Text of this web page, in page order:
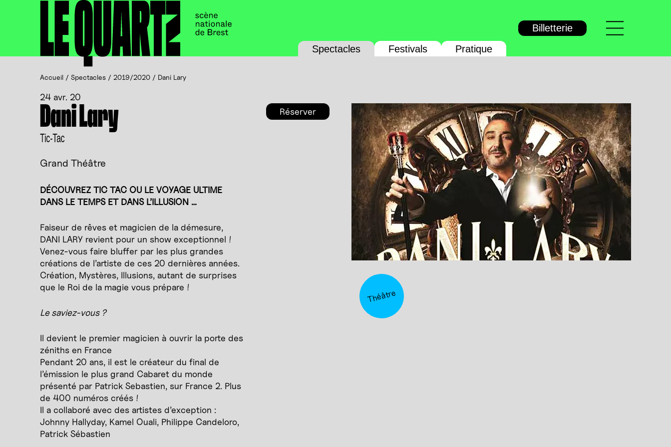
Panneau de gestion des cookies
Spectacles Festivals Pratique
Billetterie
Menu
Accueil / Spectacles / 2019/2020 / Dani Lary
24 avr. 20
Théâtre
Dani Lary
Tic-Tac
Grand Théâtre
DÉCOUVREZ TIC TAC OU LE VOYAGE ULTIME
DANS LE TEMPS ET DANS L’ILLUSION …
Faiseur de rêves et magicien de la démesure,
DANI LARY revient pour un show exceptionnel !
Venez-vous faire bluffer par les plus grandes
créations de l’artiste de ces 20 dernières années.
Création, Mystères, Illusions, autant de surprises
que le Roi de la magie vous prépare !
Le saviez-vous ?
Il devient le premier magicien à ouvrir la porte des
zéniths en France
Pendant 20 ans, il est le créateur du final de
l’émission le plus grand Cabaret du monde
présenté par Patrick Sebastien, sur France 2. Plus
de 400 numéros créés !
Il a collaboré avec des artistes d’exception :
Johnny Hallyday, Kamel Ouali, Philippe Candeloro,
Patrick Sébastien
Réserver